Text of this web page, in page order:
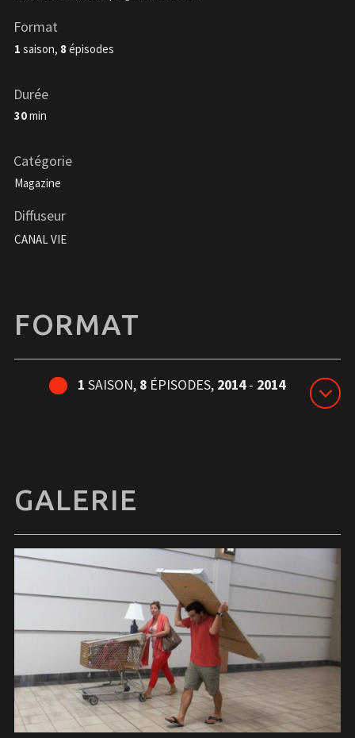
Format
1 saison, 8épisodes
Durée
30min
Catégorie
Magazine
Diffuseur
CANAL VIE
FORMAT
1 SAISON, 8 ÉPISODES, 2014- 2014
GALERIE